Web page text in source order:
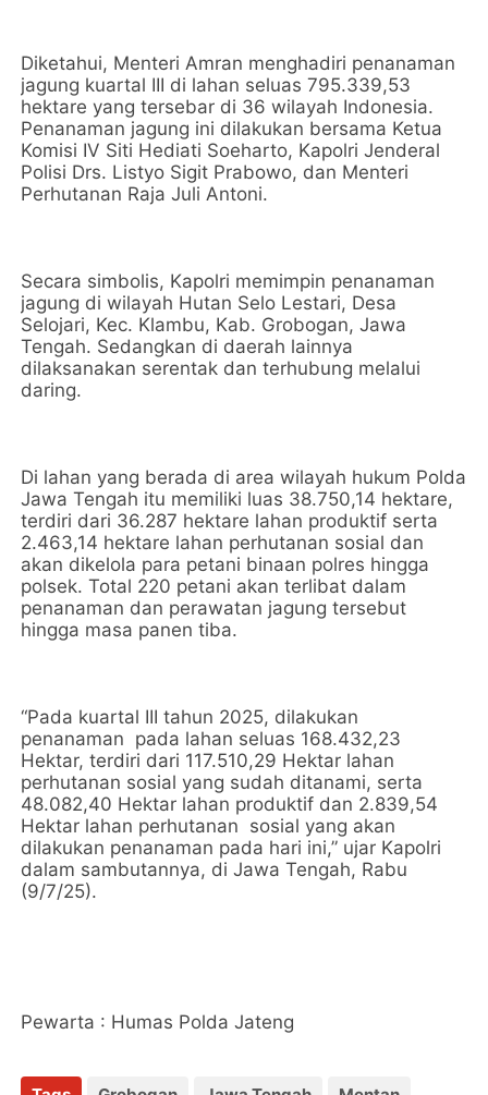
Diketahui, Menteri Amran menghadiri penanaman
jagung kuartal III di lahan seluas 795.339,53
hektare yang tersebar di 36 wilayah Indonesia.
Penanaman jagung ini dilakukan bersama Ketua
Komisi IV Siti Hediati Soeharto, Kapolri Jenderal
Polisi Drs. Listyo Sigit Prabowo, dan Menteri
Perhutanan Raja Juli Antoni.
Secara simbolis, Kapolri memimpin penanaman
jagung di wilayah Hutan Selo Lestari, Desa
Selojari, Kec. Klambu, Kab. Grobogan, Jawa
Tengah. Sedangkan di daerah lainnya
dilaksanakan serentak dan terhubung melalui
daring.
Di lahan yang berada di area wilayah hukum Polda
Jawa Tengah itu memiliki luas 38.750,14 hektare,
terdiri dari 36.287 hektare lahan produktif serta
2.463,14 hektare lahan perhutanan sosial dan
akan dikelola para petani binaan polres hingga
polsek. Total 220 petani akan terlibat dalam
penanaman dan perawatan jagung tersebut
hingga masa panen tiba.
“Pada kuartal III tahun 2025, dilakukan
penanaman pada lahan seluas 168.432,23
Hektar, terdiri dari 117.510,29 Hektar lahan
perhutanan sosial yang sudah ditanami, serta
48.082,40 Hektar lahan produktif dan 2.839,54
Hektar lahan perhutanan sosial yang akan
dilakukan penanaman pada hari ini,” ujar Kapolri
dalam sambutannya, di Jawa Tengah, Rabu
(9/7/25).
Pewarta : Humas Polda Jateng